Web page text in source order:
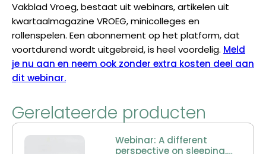
Vakblad Vroeg, bestaat uit webinars, artikelen uit
kwartaalmagazine VROEG, minicolleges en
rollenspelen. Een abonnement op het platform, dat
voortdurend wordt uitgebreid, is heel voordelig. Meld
je nu aan en neem ook zonder extra kosten deel aan
dit webinar.
Gerelateerde producten
Webinar: A different
perspective on sleeping,